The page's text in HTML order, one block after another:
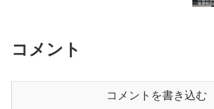
コメント
コメントを書き込む